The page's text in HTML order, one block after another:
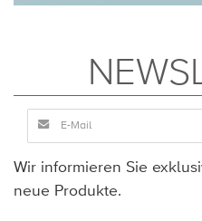
Wir informieren Sie
neue Produkte.